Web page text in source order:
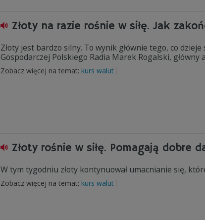
Złoty na razie rośnie w siłę. Jak
Złoty jest bardzo silny. To wynik głównie tego, co
Gospodarczej Polskiego Radia Marek Rogalski,
Zobacz więcej na temat: kurs walut
Złoty rośnie w siłę. Pomagają dobre
W tym tygodniu złoty kontynuował umacnianie się,
Zobacz więcej na temat: kurs walut